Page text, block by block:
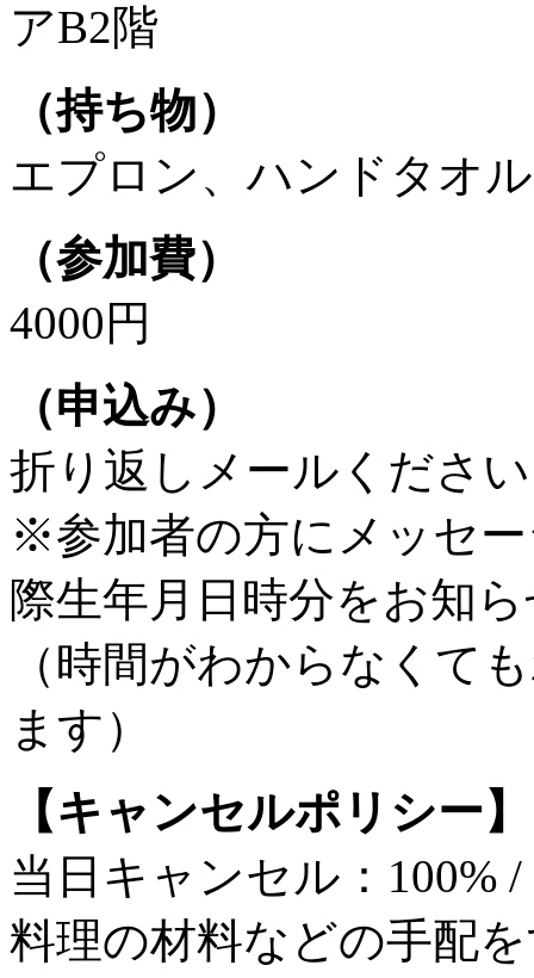
アB2階
（持ち物）
エプロン、ハンドタオ
（参加費）
4000円
（申込み）
折り返しメールくださ
※参加者の方にメッセ
際生年月日時分をお知
（時間がわからなくて
ます）
【キャンセルポリシー】
当日キャンセル：100%
料理の材料などの手配